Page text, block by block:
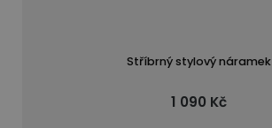
Stříbrný stylový náramek
1 090 Kč